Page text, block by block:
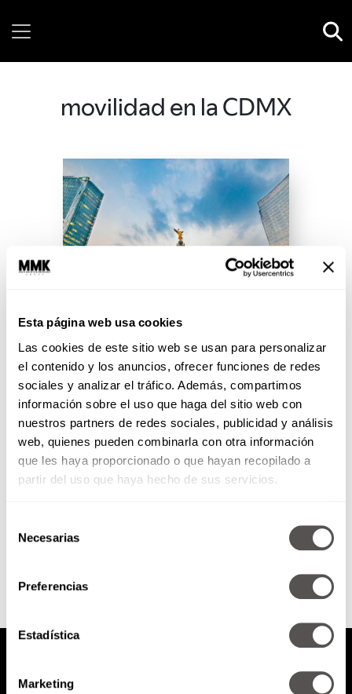
Esta página web usa cookies
Las cookies de este sitio web se usan para personalizar
el contenido y los anuncios, ofrecer funciones de redes
sociales y analizar el tráfico. Además, compartimos
información sobre el uso que haga del sitio web con
nuestros partners de redes sociales, publicidad y análisis
web, quienes pueden combinarla con otra información
que les haya proporcionado o que hayan recopilado a
partir del uso que haya hecho de sus servicios.
Necesarias
Preferencias
Estadística
Marketing
movilidad en la CDMX
¿Por qué es tan difícil moverse
en la CDMX?
Qué onda con la movilidad en la
CDMX, por qué cada vez hay más
tráfico, falla más el transporte
público…